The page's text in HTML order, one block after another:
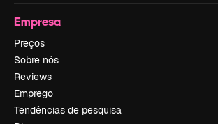
Empresa
Preços
Sobre nós
Reviews
Emprego
Tendências de pesquisa